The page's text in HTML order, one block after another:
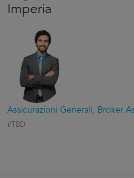
Imperia
Assicurazioni Generali, Broker
#TBD